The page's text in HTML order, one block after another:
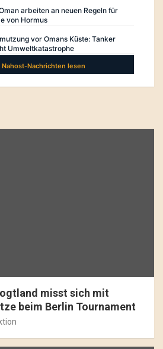
misst sich mit
beim Berlin Tournament